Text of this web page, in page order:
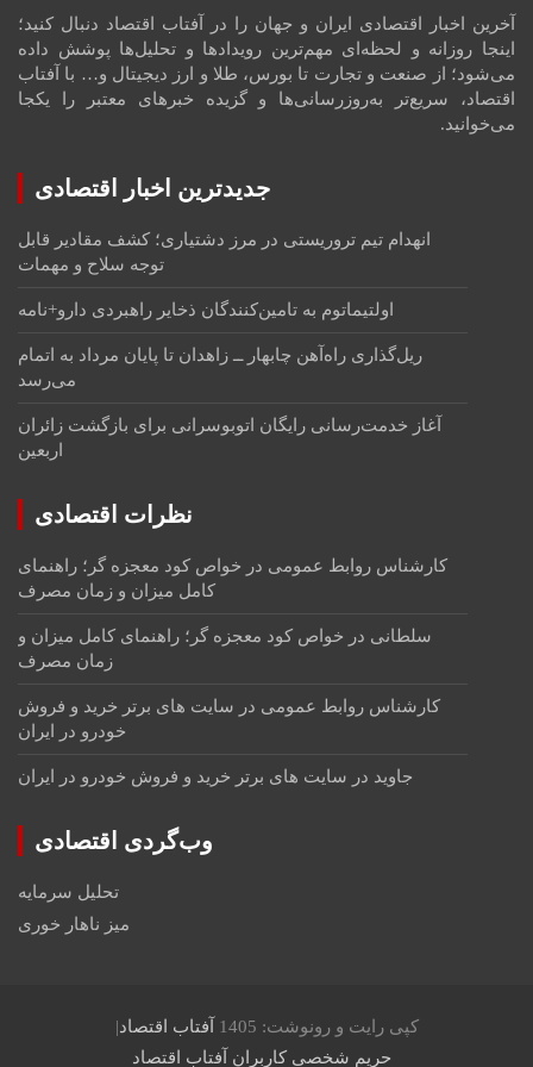
آخرین اخبار اقتصادی ایران و جهان را در آفتاب اقتصاد دنبال کنید؛
اینجا روزانه و لحظه‌ای مهم‌ترین رویدادها و تحلیل‌ها پوشش داده
می‌شود؛ از صنعت و تجارت تا بورس، طلا و ارز دیجیتال و… با آفتاب
اقتصاد، سریع‌تر به‌روزرسانی‌ها و گزیده خبرهای معتبر را یکجا
می‌خوانید.
جدیدترین اخبار اقتصادی
انهدام تیم تروریستی در مرز دشتیاری؛ کشف مقادیر قابل
توجه سلاح و مهمات
اولتیماتوم به تامین‌کنندگان ذخایر راهبردی دارو+نامه
ریل‌گذاری راه‌آهن چابهار ــ زاهدان تا پایان مرداد به اتمام
می‌رسد
آغاز خدمت‌رسانی رایگان اتوبوسرانی برای بازگشت زائران
اربعین
نظرات اقتصادی
کارشناس روابط عمومی در خواص کود معجزه گر؛ راهنمای
کامل میزان و زمان مصرف
سلطانی در خواص کود معجزه گر؛ راهنمای کامل میزان و
زمان مصرف
کارشناس روابط عمومی در سایت های برتر خرید و فروش
خودرو در ایران
جاویددر سایت های برتر خرید و فروش خودرو در ایران
وب‌گردی اقتصادی
تحلیل سرمایه
میز ناهار خوری
کپی رایت و رونوشت: 1405
آفتاب اقتصاد
حریم شخصی کاربران آفتاب اقتصاد